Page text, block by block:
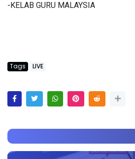
-KELAB GURU MALAYSIA
Tags LIVE